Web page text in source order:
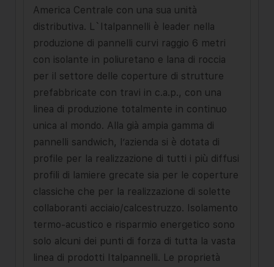
America Centrale con una sua unità
distributiva. L`Italpannelli è leader nella
produzione di pannelli curvi raggio 6 metri
con isolante in poliuretano e lana di roccia
per il settore delle coperture di strutture
prefabbricate con travi in c.a.p., con una
linea di produzione totalmente in continuo
unica al mondo. Alla già ampia gamma di
pannelli sandwich, l’azienda si è dotata di
profile per la realizzazione di tutti i più diffusi
profili di lamiere grecate sia per le coperture
classiche che per la realizzazione di solette
collaboranti acciaio/calcestruzzo. Isolamento
termo-acustico e risparmio energetico sono
solo alcuni dei punti di forza di tutta la vasta
linea di prodotti Italpannelli. Le proprietà